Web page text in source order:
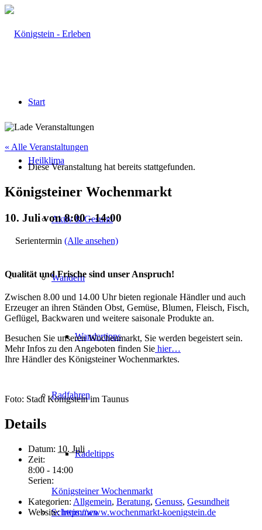
Start
Heilklima
Aktiv & Gesund
Wandern
Wandertipps
Radfahren
Radeltipps
Schwimmen
« Alle Veranstaltungen
Diese Veranstaltung hat bereits stattgefunden.
Königsteiner Wochenmarkt
10. Juli von 8:00-14:00
Serientermin (Alle ansehen)
Qualität und Frische sind unser Anspruch!
Zwischen 8.00 und 14.00 Uhr bieten regionale Händler und auch
Erzeuger an ihren Ständen Obst, Gemüse, Blumen, Fleisch, Fisch,
Geflügel, Backwaren und weitere saisonale Produkte an.
Besuchen Sie unseren Wochenmarkt, Sie werden begeistert sein.
Mehr Infos zu den Angeboten finden Sie hier…
Ihre Händler des Königsteiner Wochenmarktes.
Foto: Stadt Königstein im Taunus
Details
Datum: 10. Juli
Zeit:
8:00 - 14:00
Serien:
Königsteiner Wochenmarkt
Kategorien: Allgemein, Beratung, Genuss, Gesundheit
Website: https://www.wochenmarkt-koenigstein.de